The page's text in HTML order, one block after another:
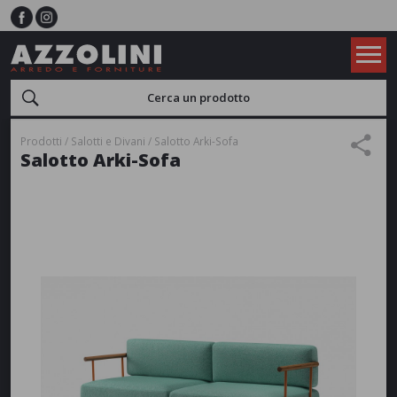
Prodotti Salotti e Divani Salotto Arki-Sofa
Salotto Arki-Sofa